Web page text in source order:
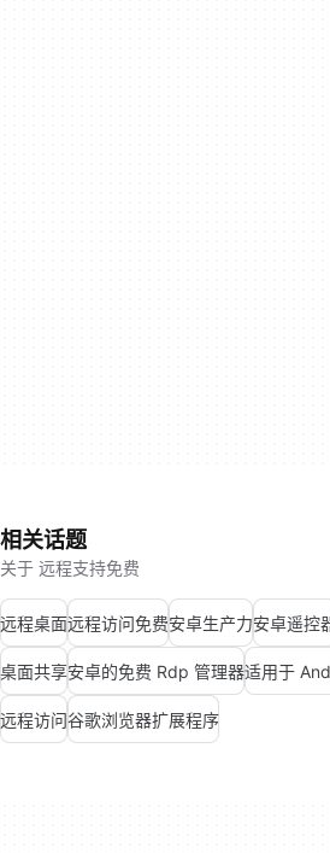
相关话题
关于 远程支持免费
远程桌面远程访问免费安卓生产力安卓遥控
桌面共享安卓的免费 Rdp 管理器适用于
远程访问谷歌浏览器扩展程序